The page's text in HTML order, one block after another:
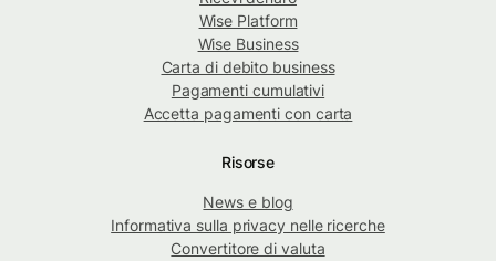
Wise Platform
Wise Business
Carta di debito business
Pagamenti cumulativi
Accetta pagamenti con carta
Risorse
News e blog
Informativa sulla privacy nelle ricerche
Convertitore di valuta